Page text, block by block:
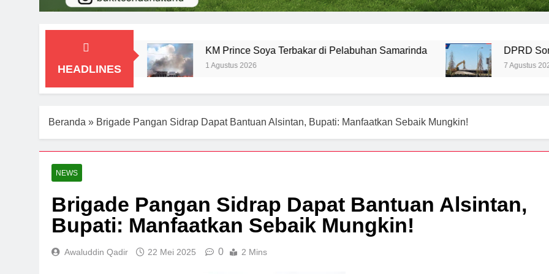
HEADLINES
KM Prince Soya Terbakar di Pelabuhan Samarinda
1 Agustus 2026
DPRD Soroti
7 Agustus 2026
Beranda » Brigade Pangan Sidrap Dapat Bantuan Alsintan, Bupati: Manfaatkan Sebaik Mungkin!
NEWS
Brigade Pangan Sidrap Dapat Bantuan Alsintan,
Bupati: Manfaatkan Sebaik Mungkin!
Awaluddin Qadir 22 Mei 2025 0 2 Mins